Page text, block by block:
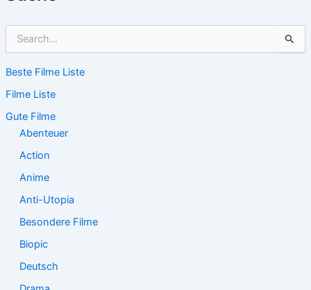
h
n
n
Beste Filme Liste
Filme Liste
Gute Filme
Abenteuer
Action
Anime
Anti-Utopia
Besondere Filme
Biopic
Deutsch